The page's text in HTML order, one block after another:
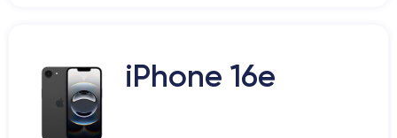
iPhone 16e